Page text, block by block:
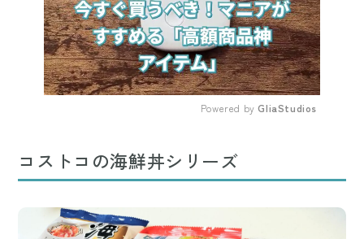
Powered by GliaStudios
コストコの海鮮丼シリーズ